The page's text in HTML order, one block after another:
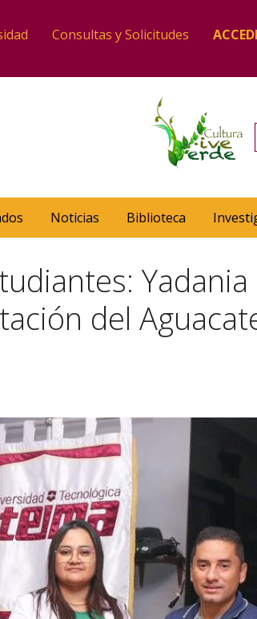
Consultas y Solicitudes
Noticias Biblioteca
del